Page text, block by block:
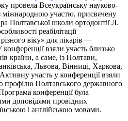
провела Всеукраїнську науково-
міжнародною участю, присвячену
Полтавської школи ортодонтії Л.
реабілітації
віку» для лікарів —
конференції взяли участь близько
країни, а саме, із Полтави,
Львова, Вінниці, Харкова,
участь у конференції взяли
профілю Полтавського державного
конференції була
доповідями провідних
і англійською мовами.